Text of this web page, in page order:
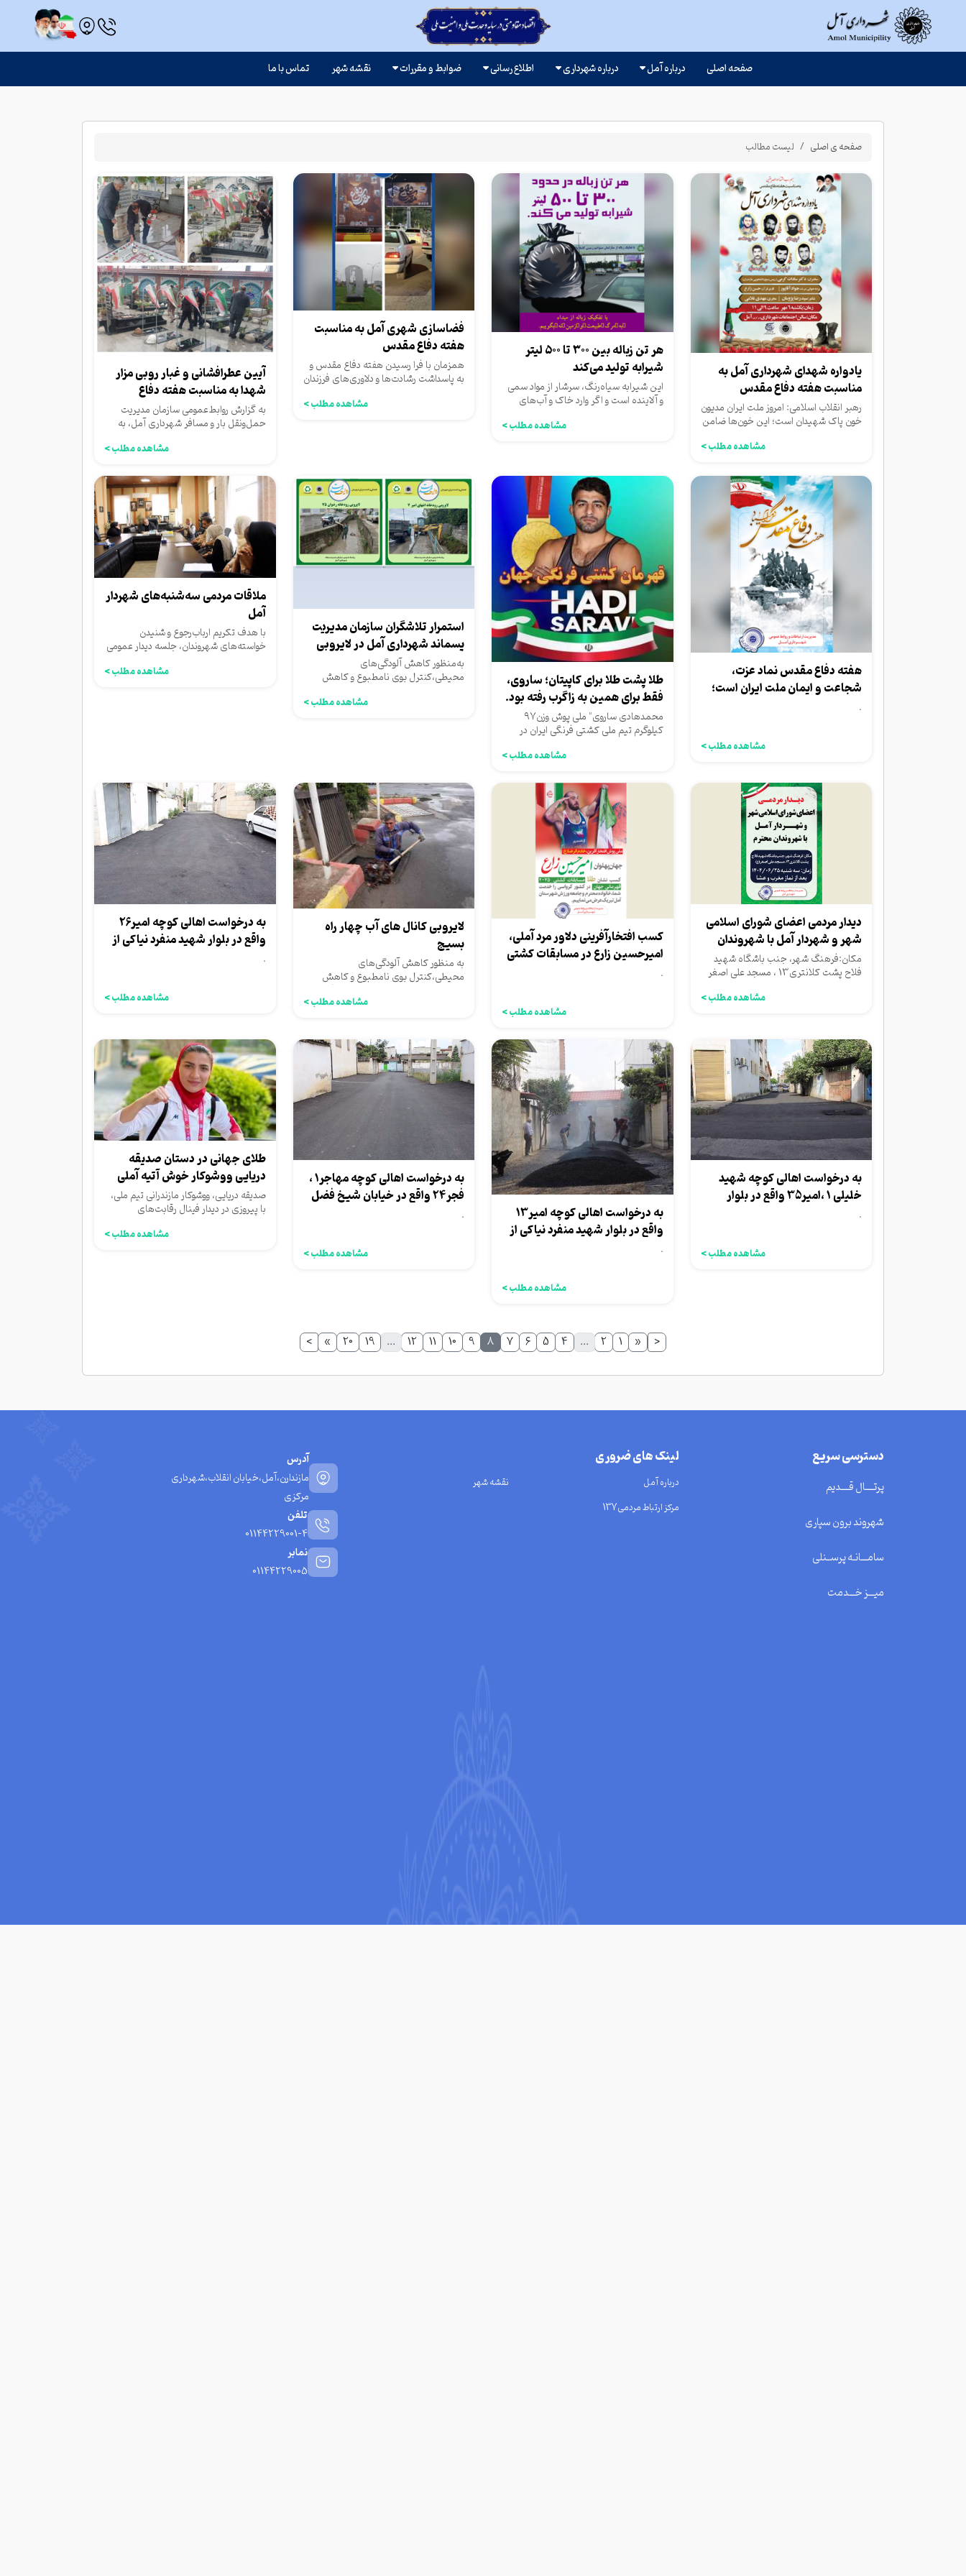
صفحه اصلی درباره آمل درباره شهرداری اطلاع رسانی ضوابط و مقررات نقشه شهر تماس با ما
صفحه ی اصلی لیست مطالب
یادواره شهدای شهرداری آمل به
مناسبت هفته دفاع مقدس
رهبر انقلاب اسلامی: امروز ملت ایران مدیون
خون پاک شهیدان است؛ این خون‌ها ضامن
مشاهده مطلب >
هر تن زباله بین ۳۰۰ تا ۵۰۰ لیتر
شیرابه تولید می‌کند
این شیرابه‌ سیاه‌رنگ، سرشار از مواد سمی
و آلاینده است و اگر وارد خاک و آب‌های
مشاهده مطلب >
فضاسازی شهری آمل به مناسبت
هفته دفاع مقدس
همزمان با فرا رسیدن هفته دفاع مقدس و
به پاسداشت رشادت‌ها و دلاوری‌های فرزندان
مشاهده مطلب >
آیین عطرافشانی و غبار روبی مزار
شهدا به مناسبت هفته دفاع
مقدس با...
به گزارش روابط‌عمومی سازمان مدیریت
حمل‌ونقل بار و مسافر شهرداری آمل، به
مشاهده مطلب >
هفته دفاع مقدس نماد عزت،
شجاعت و ایمان ملت ایران است؛
گرامی باد این....
مشاهده مطلب >
طلا پشت طلا برای کاپیتان؛ ساروی،
فقط برای همین به زاگرب رفته بود.
محمدهادی ساروی" ملی پوش وزن۹۷
کیلوگرم تیم ملی کشتی فرنگی ایران در
مشاهده مطلب >
استمرار تلاشگران سازمان مدیریت
پسماند شهرداری آمل در لایروبی
رودخانه...
به‌منظور کاهش آلودگی‌های
محیطی،کنترل بوی نامطبوع و کاهش
مشاهده مطلب >
ملاقات مردمی سه‌شنبه‌های شهردار
آمل
با هدف تکریم ارباب‌رجوع و شنیدن
خواسته‌های شهروندان، جلسه دیدار عمومی
مشاهده مطلب >
دیدار مردمی اعضای شورای اسلامی
شهر و شهردار آمل با شهروندان
محترم
مکان:فرهنگ شهر، جنب باشگاه شهید
فلاح پشت کلانتری13 ، مسجد علی اصغر
مشاهده مطلب >
کسب افتخارآفرینی دلاور مرد آملی،
امیرحسین زارع در مسابقات کشتی
۲۰۲۵....
مشاهده مطلب >
لایروبی کانال های آب چهار راه
بسیج
به‌ منظور کاهش آلودگی‌های
محیطی،کنترل بوی نامطبوع و کاهش
خطرات ناشی از سیلاب، کانال های آب
مشاهده مطلب >
به درخواست اهالی کوچه امیر26
واقع در بلوار شهید منفرد نیاکی از
شهرداری،روکش....
مشاهده مطلب >
به درخواست اهالی کوچه شهید
خلیلی 1 ،امیر35 واقع در بلوار
شهید منفرد....
مشاهده مطلب >
به درخواست اهالی کوچه امیر13
واقع در بلوار شهید منفرد نیاکی از
شهرداری،روکش....
مشاهده مطلب >
به درخواست اهالی کوچه مهاجر1 ،
فجر24 واقع در خیابان شیخ فضل
الله....
مشاهده مطلب >
طلای جهانی در دستان صدیقه
دریایی ووشوکار خوش آتیه آملی
صدیقه دریایی، ووشوکار مازندرانی تیم ملی،
با پیروزی در دیدار فینال رقابت‌های
مشاهده مطلب >
<
«
1
2
...
4
5
6
7
8
9
10
11
12
...
19
20
»
>
دسترسی سریع
پرتــــال قــــدیم
شهروند برون سپاری
سامـــانـه پرســنلی
میـــز خـــدمت
لینک های ضروری
درباره آمل
نقشه شهر
مرکز ارتباط مردمی137
آدرس
مازندارن،آمل،خیابان انقلاب،شهرداری
مرکزی
تلفن
01144229001-4
نمابر
01144229005